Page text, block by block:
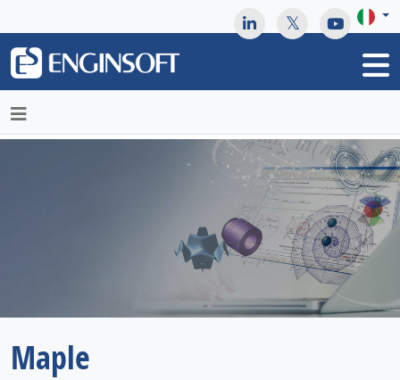
Maple
May we use cookies to track your activities? We take your
privacy very seriously. Please see our privacy policy for details
and any questions.